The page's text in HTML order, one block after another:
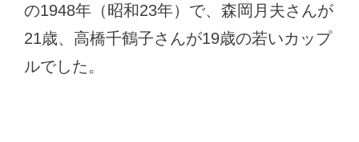
の1948年（昭和23年）で、森岡月夫さんが
21歳、高橋千鶴子さんが19歳の若いカップ
ルでした。